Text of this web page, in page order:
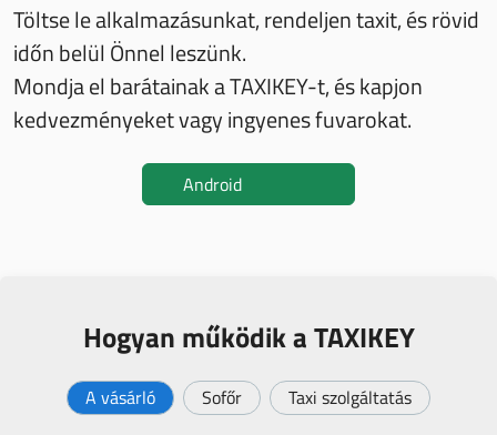
Töltse le alkalmazásunkat, rendeljen taxit, és rövid
időn belül Önnel leszünk.
Mondja el barátainak a TAXIKEY-t, és kapjon
kedvezményeket vagy ingyenes fuvarokat.
Android
Hogyan működik a TAXIKEY
A vásárló Sofőr Taxi szolgáltatás